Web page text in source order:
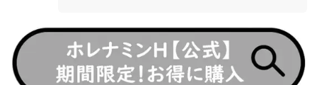
https://fam-
ad.com/ad/p/r?
_site=77933&_article=17259